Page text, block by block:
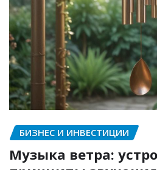
БИЗНЕС И ИНВЕСТИЦИИ
Музыка ветра: